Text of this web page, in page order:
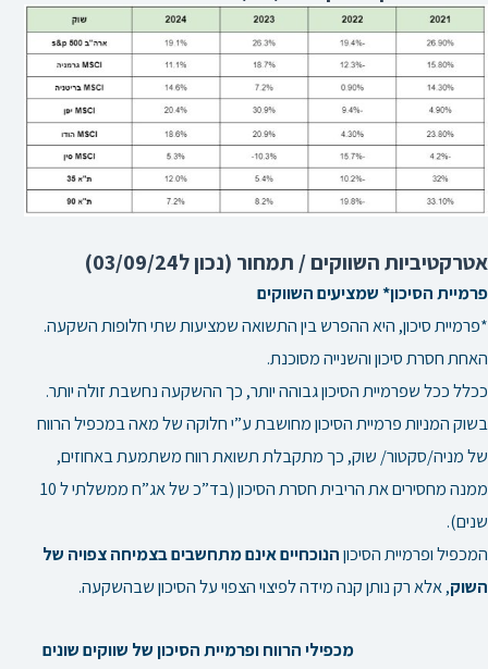
אטרקטיביות השווקים / תמחור (נכון ל03/09/24)
פרמיית הסיכון* שמציעים השווקים
*פרמיית סיכון, היא ההפרש בין התשואה שמציעות שתי חלופות השקעה.
האחת חסרת סיכון והשנייה מסוכנת.
ככלל ככל שפרמיית הסיכון גבוהה יותר, כך ההשקעה נחשבת זולה יותר.
בשוק המניות פרמיית הסיכון מחושבת ע”י חלוקה של מאה במכפיל הרווח
של מניה/סקטור/ שוק, כך מתקבלת תשואת רווח משתמעת באחוזים,
ממנה מחסירים את הריבית חסרת הסיכון (בד”כ של אג”ח ממשלתי ל 10
שנים).
המכפיל ופרמיית הסיכוןהנוכחיים אינם מתחשבים בצמיחה צפויה של
השוק, אלא רק נותן קנה מידה לפיצוי הצפוי על הסיכון שבהשקעה.
מכפילי הרווח ופרמיית הסיכון של שווקים שונים